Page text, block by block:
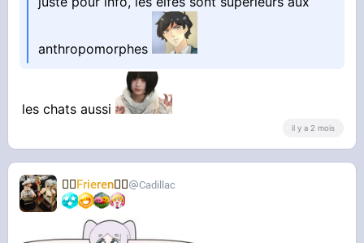
anthropomorphes
les chats aussi
il y a 2 mois
🧝‍♀️Frieren🧝‍♀️ Cadillac